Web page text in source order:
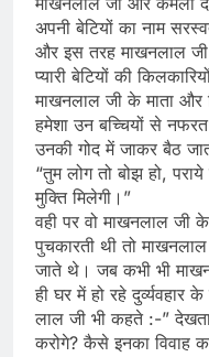
अपनी बेटियों का नाम
और इस तरह माखनलाल
प्यारी बेटियों की
माखनलाल जी के माता और
हमेशा उन बच्चियों से
उनकी गोद में जाकर बैठ
“तुम लोग तो बोझ हो,
मुक्ति मिलेगी।”
वही पर वो माखनलाल जी
पुचकारती थी तो
जाते थे। जब कभी भी
ही घर में हो रहे
लाल जी भी कहते :-”
करोगे? कैसे इनका विवाह